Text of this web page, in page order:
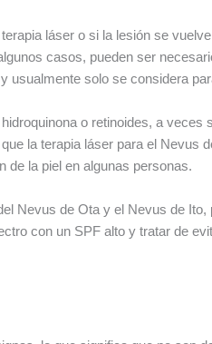
láser o si la lesión se
casos, pueden ser
usualmente solo se considera
o retinoides, a veces
la terapia láser para el Nevus
de la piel en algunas personas.
Nevus de Ota y el Nevus de
con un SPF alto y tratar de